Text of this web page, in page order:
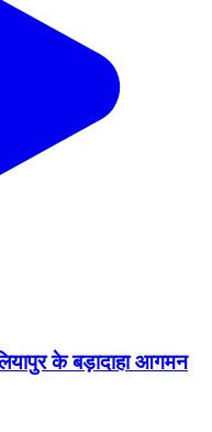
के बड़ादाहा आगमन